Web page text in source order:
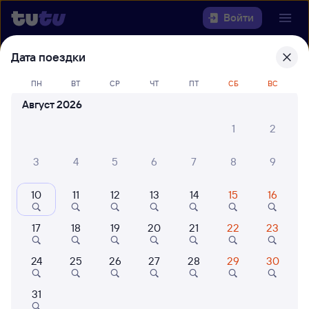
Войти
Выберите день, чтобы найти
билеты Томск-2 — Ртищево-1
Откуда
Когда
Кто едет
Найти поезда
Дата поездки
ПН ВТ СР ЧТ ПТ СБ ВС
Август 2026
1
2
3 4 5 6 7 8 9
10 11 12 13 14 15 16
17 18 19 20 21 22 23
24 25 26 27 28 29 30
31